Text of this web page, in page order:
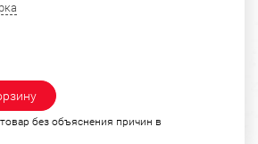
без объяснения причин в